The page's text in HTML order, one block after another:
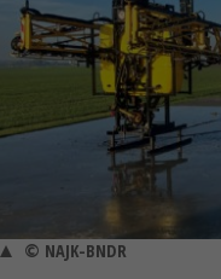
© NAJK-BNDR